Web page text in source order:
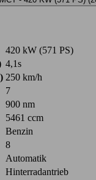
420 kW (571 PS)
4,1s
250 km/h
7
900 nm
5461 ccm
Benzin
8
Automatik
Hinterradantrieb